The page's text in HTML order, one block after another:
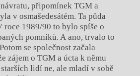
připomínek TGM a
v osmašedesátém. Ta půda
roce 1989/90 to bylo spíše o
pomníků. A ano, trvalo to
se společnost začala
zájem o TGM a úcta k němu
starších lidí ne, ale mladí v sobě